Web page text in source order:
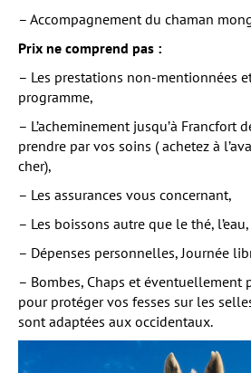
– Accompagnement du chaman
Prix ne comprend pas :
– Les prestations non-mentionnées
programme,
– L’acheminement jusqu’à Francfort
prendre par vos soins ( achetez à
cher),
– Les assurances vous concernant,
– Les boissons autre que le thé, l’eau,
– Dépenses personnelles, Journée
– Bombes, Chaps et éventuellement
pour protéger vos fesses sur les
sont adaptées aux occidentaux.